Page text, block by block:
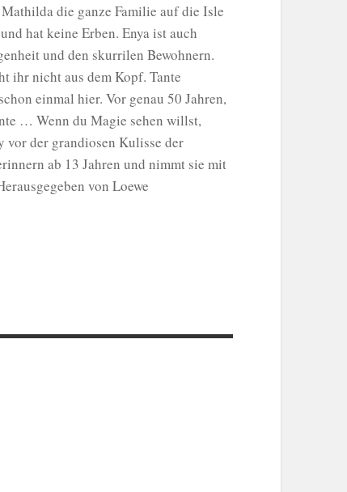
die ganze Familie auf die Isle
hat keine Erben. Enya ist auch
und den skurrilen Bewohnern.
ihr nicht aus dem Kopf. Tante
einmal hier. Vor genau 50 Jahren,
… Wenn du Magie sehen willst,
vor der grandiosen Kulisse der
ab 13 Jahren und nimmt sie mit
von Loewe